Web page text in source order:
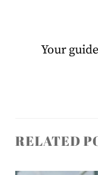
Your
RELATED